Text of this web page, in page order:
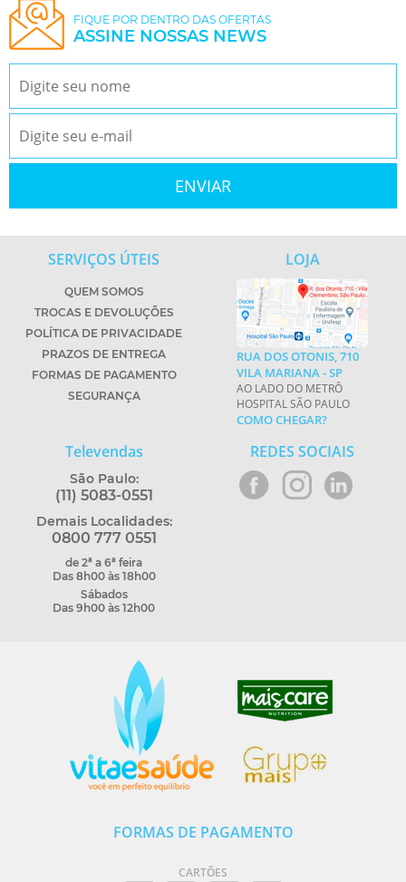
FIQUE POR DENTRO DAS OFERTAS
ASSINE NOSSAS NEWS
SERVIÇOS ÚTEIS
QUEM SOMOS
TROCAS E DEVOLUÇÕES
POLÍTICA DE PRIVACIDADE
PRAZOS DE ENTREGA
FORMAS DE PAGAMENTO
SEGURANÇA
LOJA
RUA DOS OTONIS, 710
VILA MARIANA - SP
AO LADO DO METRÔ
HOSPITAL SÃO PAULO
COMO CHEGAR?
Televendas
São Paulo:
(11) 5083-0551
Demais Localidades:
0800 777 0551
de 2ª a 6ª feira
Das 8h00 às 18h00
Sábados
Das 9h00 às 12h00
REDES SOCIAIS
FORMAS DE PAGAMENTO
CARTÕES